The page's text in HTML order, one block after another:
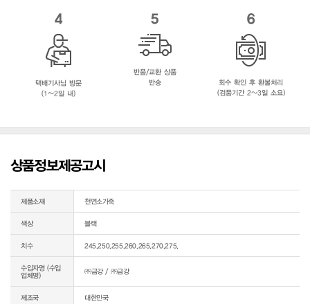
4
택배기사님 방문
(1~2일 내)
5
반품/교환 상품
반송
6
회수 확인 후 환불처리
(검품기간 2~3일 소요)
상품정보제공고시
제품소재 천연소가죽
색상 블랙
치수 245,250,255,260,265,270,275,
수입자명 (수입
업체명)
㈜금강 / ㈜금강
제조국 대한민국